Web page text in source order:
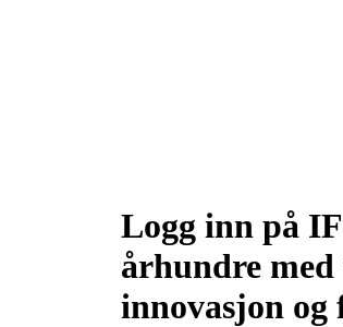
Logg inn på
århundre
innovasjon og